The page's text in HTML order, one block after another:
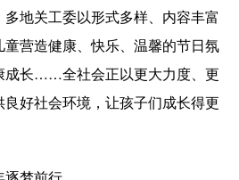
地关工委以形式多样、内容丰富
营造健康、快乐、温馨的节日氛
成长……全社会正以更大力度、更
好社会环境，让孩子们成长得更